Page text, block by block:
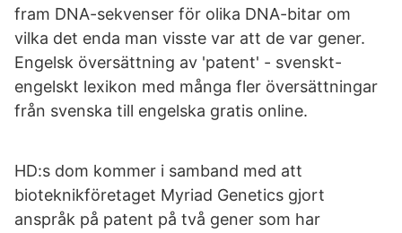
fram DNA-sekvenser för olika DNA-bitar om
vilka det enda man visste var att de var gener.
Engelsk översättning av 'patent' - svenskt-
engelskt lexikon med många fler översättningar
från svenska till engelska gratis online.
HD:s dom kommer i samband med att
bioteknikföretaget Myriad Genetics gjort
anspråk på patent på två gener som har